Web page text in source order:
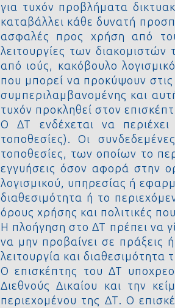
για τυχόν προβλήματα
καταβάλλει κάθε δυνατή
ασφαλές προς χρήση από
λειτουργίες των
από ιούς, κακόβουλο
που μπορεί να προκύψουν
συμπεριλαμβανομένης και
τυχόν προκληθεί στον
O ΔΤ ενδέχεται να
τοποθεσίες). Οι
τοποθεσίες, των οποίων το
εγγυήσεις όσον αφορά στην
λογισμικού, υπηρεσίας ή
διαθεσιμότητα ή το
όρους χρήσης και πολιτικές
Η πλοήγηση στο ΔΤ πρέπει να
να μην προβαίνει σε πράξεις
λειτουργία και διαθεσιμότητα
Ο επισκέπτης του ΔΤ
Διεθνούς Δικαίου και την
περιεχομένου της ΔΤ. Ο